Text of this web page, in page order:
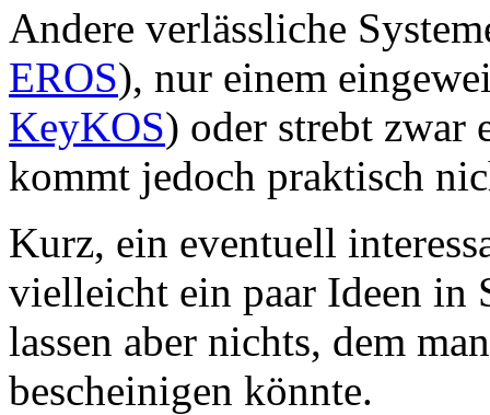
Andere verlässliche
EROS), nur einem
KeyKOS) oder strebt zwar
kommt jedoch praktisch
Kurz, ein eventuell
vielleicht ein paar Ideen in
lassen aber nichts, dem
bescheinigen könnte.